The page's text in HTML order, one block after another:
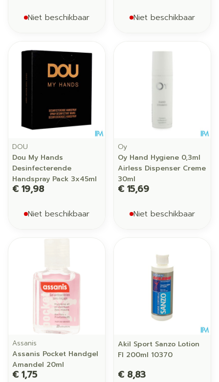
Niet beschikbaar Niet beschikbaar
DOU
Dou My Hands
Desinfecterende
Handspray Pack 3x45ml
€ 19,98
Niet beschikbaar
Oy
Oy Hand Hygiene 0,3ml
Airless Dispenser Creme
30ml
€ 15,69
Niet beschikbaar
Assanis
Assanis Pocket Handgel
Amandel 20ml
€ 1,75
Akil Sport Sanzo Lotion
Fl 200ml 10370
€ 8,83